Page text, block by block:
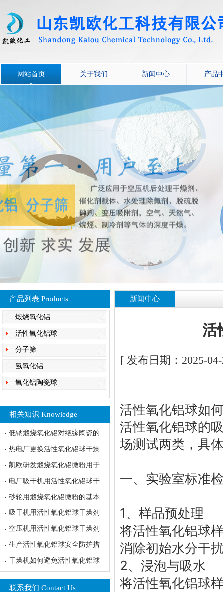
网站首页 关于我们 新闻中心 产品
产品列表 Products
煅烧氧化铝
活性氧化铝球
分子筛
氢氧化铝
氧化铝陶瓷球
相关知识 Knowledge
低钠煅烧氧化铝对绝缘陶瓷的
热电厂更换活性氧化铝球干燥
凯欧研发煅烧氧化铝微粉用于
电厂吸干机用活性氧化铝球干
砂轮用煅烧氧化铝微粉的基本
吸干机用活性氧化铝球干燥剂
空压机用活性氧化铝球干燥剂
生产活性氧化铝球安全防护措
干燥机如何避免活性氧化铝球
联系我们 Contact Us
新闻中心
活
[ 发布日期：2025-
活性氧化铝球如
活性氧化铝球的
场测试两类，具
一、实验室标准
1、样品预处理‌
将活性氧化铝球
消除初始水分干
2、浸泡与吸水‌
将活性氧化铝球